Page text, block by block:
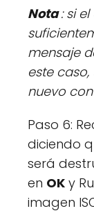
Nota : si
mensaje
este
nuevo
Paso 6:
diciendo
será
en OK y
imagen